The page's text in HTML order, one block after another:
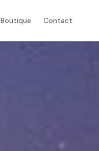
Boutique Contact